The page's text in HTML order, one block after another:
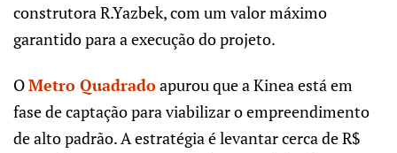
construtora R.Yazbek, com um valor máximo
garantido para a execução do projeto.
OMetro Quadradoapurou que a Kinea está em
fase de captação para viabilizar o empreendimento
de alto padrão. A estratégia é levantar cerca de R$